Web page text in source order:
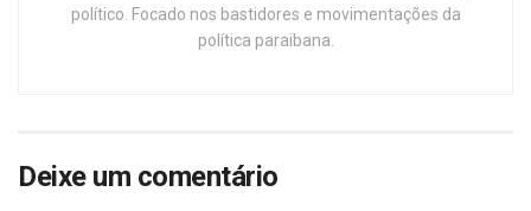
político. Focado nos bastidores e movimentações da
política paraibana.
Deixe um comentário